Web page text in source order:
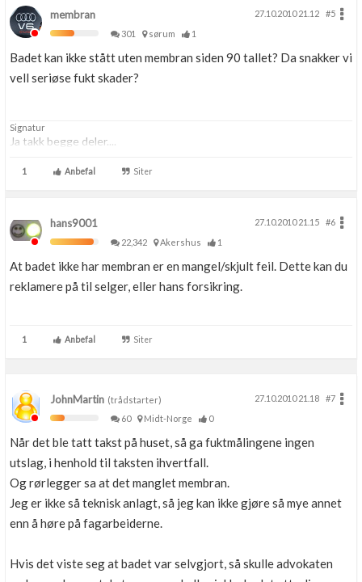
membran 27.10.2010 21.12
#5
301
sørum 1
Badet kan ikke stått uten membran siden 90 tallet? Da snakker vi
vell seriøse fukt skader?
Signatur
Ja takk begge deler....
1 Anbefal Siter
hans9001 27.10.2010 21.15
#6
22,342
Akershus 1
At badet ikke har membran er en mangel/skjult feil. Dette kan du
reklamere på til selger, eller hans forsikring.
1 Anbefal Siter
JohnMartin (trådstarter) 27.10.2010 21.18
#7
60
Midt-Norge 0
Når det ble tatt takst på huset, så ga fuktmålingene ingen
utslag, i henhold til taksten ihvertfall.
Og rørlegger sa at det manglet membran.
Jeg er ikke så teknisk anlagt, så jeg kan ikke gjøre så mye annet
enn å høre på fagarbeiderne.
Hvis det viste seg at badet var selvgjort, så skulle advokaten